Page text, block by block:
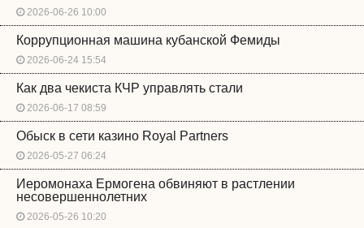
2026-06-26 10:00
Коррупционная машина кубанской Фемиды
2026-06-24 15:54
Как два чекиста КЧР управлять стали
2026-06-17 08:59
Обыск в сети казино Royal Partners
2026-05-27 06:24
Иеромонаха Ермогена обвиняют в растлении
несовершеннолетних
2026-05-26 10:20